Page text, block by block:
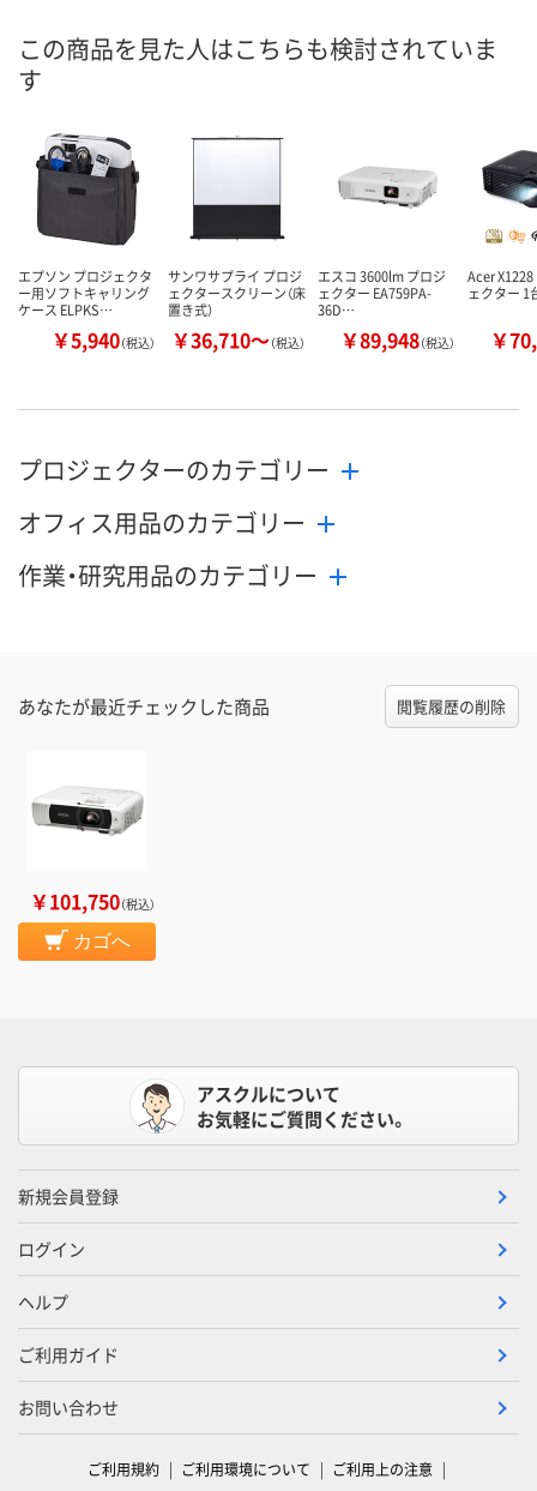
この商品を見た人はこちらも検討されていま
す
エプソン プロジェクタ
ー用ソフトキャリング
ケース ELPKS…
￥5,940（税込）
サンワサプライ プロジ
ェクタースクリーン（床
置き式）
￥36,710～（税込）
エスコ 3600lm プロジ
ェクター EA759PA-
36D…
￥89,948（税込）
Acer
ェクター 1
￥
プロジェクターのカテゴリー
オフィス用品のカテゴリー
作業・研究用品のカテゴリー
あなたが最近チェックした商品 閲覧履歴の削除
￥101,750（税込）
カゴへ
アスクルについて
お気軽にご質問ください。
新規会員登録
ログイン
ヘルプ
ご利用ガイド
お問い合わせ
ご利用規約 ご利用環境について ご利用上の注意